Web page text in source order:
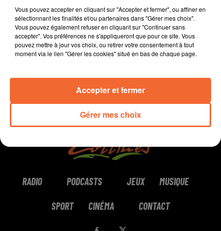
7h40 et le dimanche à 9h30.
0:00 4 min 49 sec
RADIO PODCASTS JEUX MUSIQUE
SPORT CINÉMA CONTACT
Vous pouvez accepter en cliquant sur "Accepter et fermer", ou affiner en
sélectionnant les finalités et/ou partenaires dans "Gérer mes choix".
Vous pouvez également refuser en cliquant sur "Continuer sans
accepter". Vos préférences ne s'appliqueront que pour ce site. Vous
pouvez mettre à jour vos choix, ou retirer votre consentement à tout
moment via le lien "Gérer les cookies" situé en bas de chaque page.
Gérer mes choix
Accepter et fermer